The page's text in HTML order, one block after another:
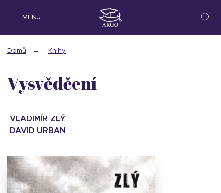
MENU
Domů Knihy
Vysvědčení
VLADIMÍR ZLÝ
DAVID URBAN